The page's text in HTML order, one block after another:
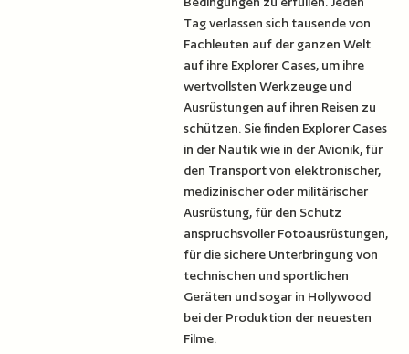
Tag verlassen sich tausende von
Fachleuten auf der ganzen Welt
auf ihre Explorer Cases, um ihre
wertvollsten Werkzeuge und
Ausrüstungen auf ihren Reisen zu
schützen. Sie finden Explorer Cases
in der Nautik wie in der Avionik, für
den Transport von elektronischer,
medizinischer oder militärischer
Ausrüstung, für den Schutz
anspruchsvoller Fotoausrüstungen,
für die sichere Unterbringung von
technischen und sportlichen
Geräten und sogar in Hollywood
bei der Produktion der neuesten
Filme.